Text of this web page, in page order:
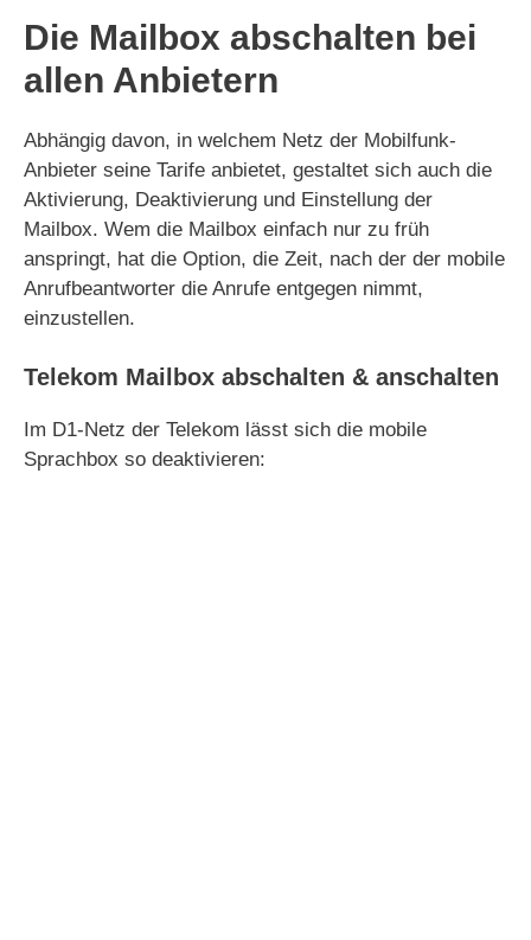
Die Mailbox abschalten bei
allen Anbietern
Abhängig davon, in welchem Netz der Mobilfunk-
Anbieter seine Tarife anbietet, gestaltet sich auch die
Aktivierung, Deaktivierung und Einstellung der
Mailbox. Wem die Mailbox einfach nur zu früh
anspringt, hat die Option, die Zeit, nach der der mobile
Anrufbeantworter die Anrufe entgegen nimmt,
einzustellen.
Telekom Mailbox abschalten & anschalten
Im D1-Netz der Telekom lässt sich die mobile
Sprachbox so deaktivieren: